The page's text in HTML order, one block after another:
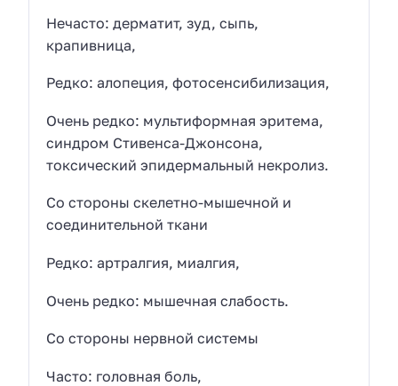
Нечасто: дерматит, зуд, сыпь,
крапивница,
Редко: алопеция, фотосенсибилизация,
Очень редко: мультиформная эритема,
синдром Стивенса-Джонсона,
токсический эпидермальный некролиз.
Со стороны скелетно-мышечной и
соединительной ткани
Редко: артралгия, миалгия,
Очень редко: мышечная слабость.
Со стороны нервной системы
Часто: головная боль,